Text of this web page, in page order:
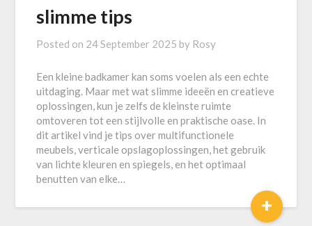
slimme tips
Posted on 24 September 2025 by Rosy
Een kleine badkamer kan soms voelen als een echte
uitdaging. Maar met wat slimme ideeën en creatieve
oplossingen, kun je zelfs de kleinste ruimte
omtoveren tot een stijlvolle en praktische oase. In
dit artikel vind je tips over multifunctionele
meubels, verticale opslagoplossingen, het gebruik
van lichte kleuren en spiegels, en het optimaal
benutten van elke…
+